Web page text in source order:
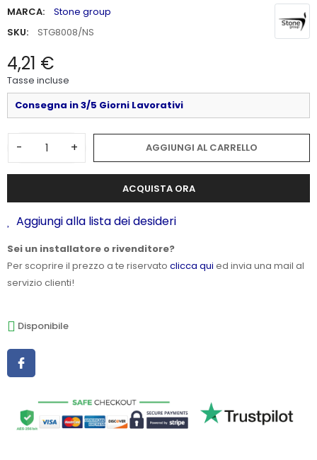
MARCA:
Stone group
SKU:
STG8008/NS
4,21 €
Tasse incluse
Consegna in 3/5 Giorni Lavorativi
- + AGGIUNGI AL CARRELLO
ACQUISTA ORA
Aggiungi alla lista dei desideri
Sei un installatore o rivenditore?
Per scoprire il prezzo a te riservato clicca qui ed invia una mail al
servizio clienti!
Disponibile